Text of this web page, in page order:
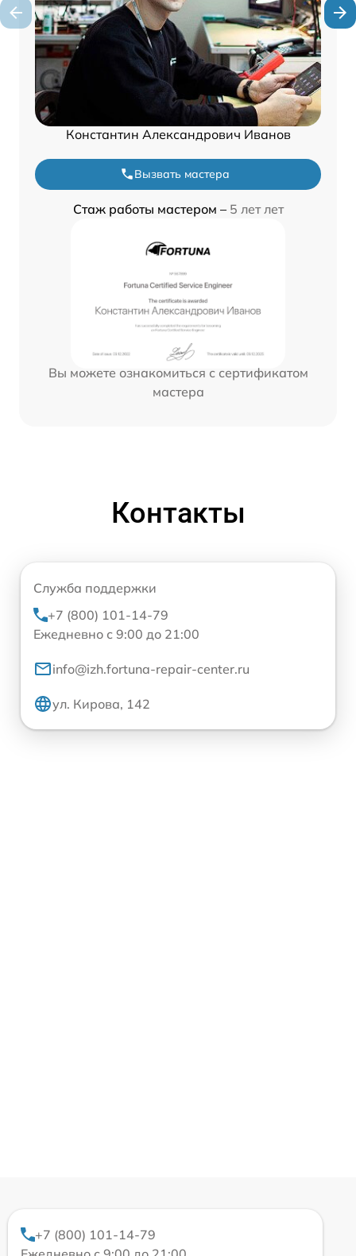
Константин Александрович Иванов
Вызвать мастера
Стаж работы мастером – 5 лет лет
Вы можете ознакомиться с сертификатом
мастера
Контакты
Служба поддержки
+7 (800) 101-14-79
Ежедневно с 9:00 до 21:00
info@izh.fortuna-repair-center.ru
ул. Кирова, 142
+7 (800) 101-14-79